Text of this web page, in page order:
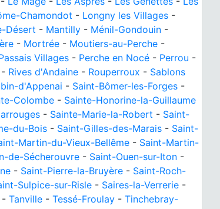
Chamondot - Longny les Villages -
Désert - Mantilly - Ménil-Gondouin -
- Mortrée - Moutiers-au-Perche -
Villages - Perche en Nocé - Perrou -
Rives d'Andaine - Rouperroux - Sablons
d'Appenai - Saint-Bômer-les-Forges -
Colombe - Sainte-Honorine-la-Guillaume
- Sainte-Marie-la-Robert - Saint-
du-Bois - Saint-Gilles-des-Marais - Saint-
Martin-du-Vieux-Bellême - Saint-Martin-
de-Sécherouvre - Saint-Ouen-sur-Iton -
- Saint-Pierre-la-Bruyère - Saint-Roch-
Sulpice-sur-Risle - Saires-la-Verrerie -
Tanville - Tessé-Froulay - Tinchebray-